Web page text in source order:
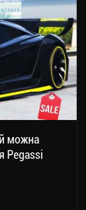
можна
Pegassi